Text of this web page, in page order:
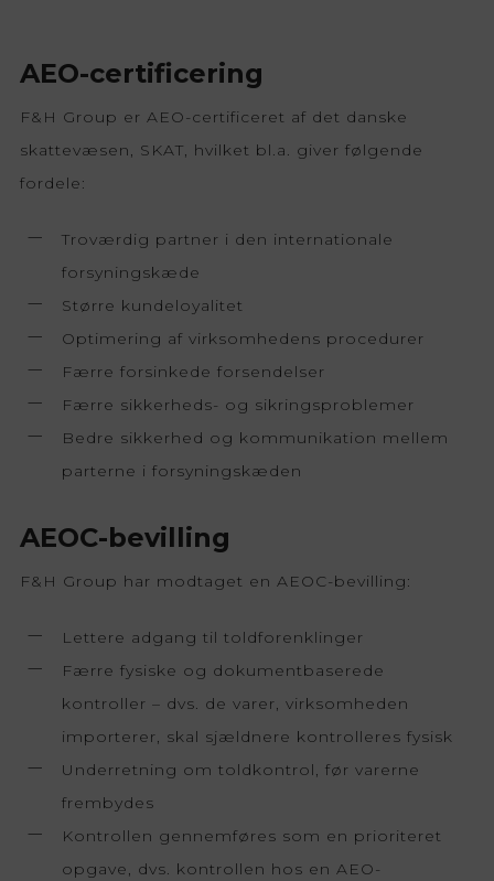
AEO-certificering
F&H Group er AEO-certificeret af det danske
skattevæsen, SKAT, hvilket bl.a. giver følgende
fordele:
Troværdig partner i den internationale
forsyningskæde
Større kundeloyalitet
Optimering af virksomhedens procedurer
Færre forsinkede forsendelser
Færre sikkerheds- og sikringsproblemer
Bedre sikkerhed og kommunikation mellem
parterne i forsyningskæden
AEOC-bevilling
F&H Group har modtaget en AEOC-bevilling:
Lettere adgang til toldforenklinger
Færre fysiske og dokumentbaserede
kontroller – dvs. de varer, virksomheden
importerer, skal sjældnere kontrolleres fysisk
Underretning om toldkontrol, før varerne
frembydes
Kontrollen gennemføres som en prioriteret
opgave, dvs. kontrollen hos en AEO-